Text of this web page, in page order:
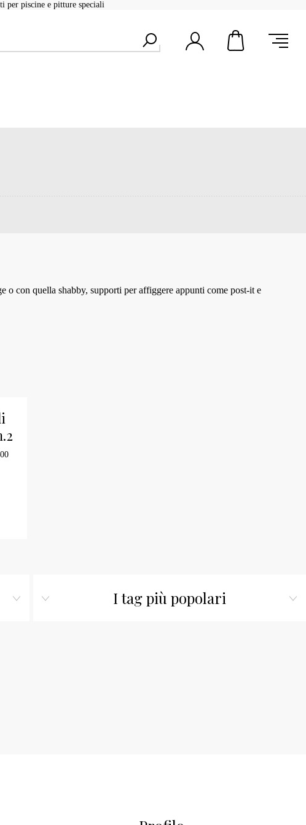
per piscine e pitture speciali
o con quella shabby, supporti per affiggere appunti come post-it e
I tag più popolari